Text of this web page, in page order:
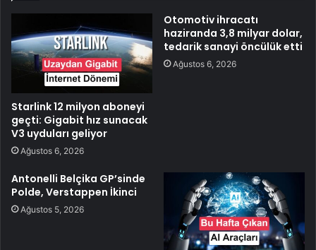
Starlink 12 milyon aboneyi
geçti: Gigabit hız sunacak
V3 uyduları geliyor
Ağustos 6, 2026
Otomotiv ihracatı
haziranda 3,8 milyar dolar,
tedarik sanayi öncülük etti
Ağustos 6, 2026
Antonelli Belçika GP’sinde
Polde, Verstappen İkinci
Ağustos 5, 2026